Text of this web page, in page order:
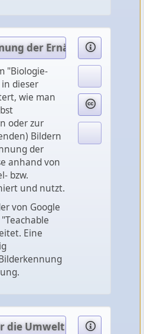
der Ernährungsweise
"Biologie-
dieser
wie man
oder zur
Bildern
der
anhand von
bzw.
und nutzt.
von Google
Eine
die Umwelt